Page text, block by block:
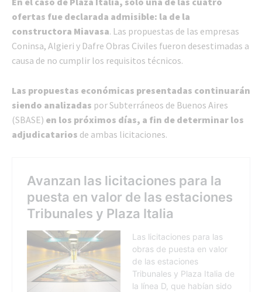
ofertas fue declarada admisible: la de la
constructora Miavasa. Las propuestas de las empresas
Coninsa, Algieri y Dafre Obras Civiles fueron desestimadas a
causa de no cumplir los requisitos técnicos.
Las propuestas económicas presentadas continuarán
siendo analizadas por Subterráneos de Buenos Aires
(SBASE) en los próximos días, a fin de determinar los
adjudicatarios de ambas licitaciones.